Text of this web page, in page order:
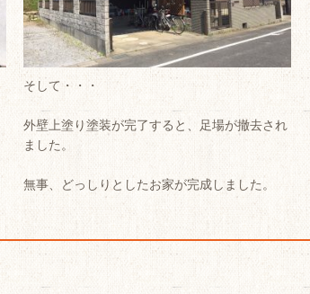
そして・・・
外壁上塗り塗装が完了すると、足場が撤去され
ました。
無事、どっしりとしたお家が完成しました。